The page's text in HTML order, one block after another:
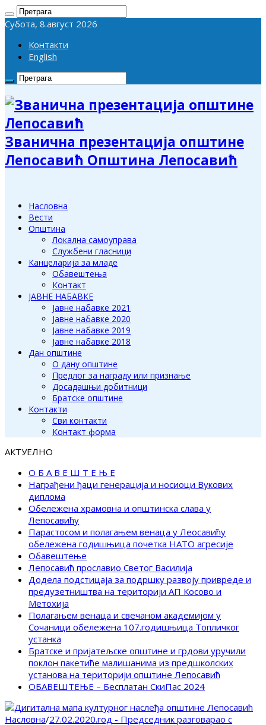
Субота, 8.август 2026
Контакти
English
Званична презентација општине
Лепосавић Општина Лепосавић
Насловна
Вести
Општина
Локална самоуправа
Службени гласници
Канцеларија за младе
Обавештења
Контакт
ЈАВНЕ НАБАВКЕ
Јавне набавке 2021
Јавне набавке 2020
Јавне набавке 2019
Јавне набавке 2018
Дан општине
О дану општине
Предлог за награду или признање
Досадашњи добитници
Братске општине
Контакти
Сви контакти
Контакт форма
АКТУЕЛНО
О Б А В Е Ш Т Е Њ Е
Награђени ђаци генерација и носиоци Вукових
диплома
Обележена храмовна и општинска слава у
Лепосавићу
Парастосом и полагањем венаца у Леосавићу
обележена годишњица почетка НАТО агресије
Обавештење
Лепосавић прославио Светог Василија
Додела подстицаја за подршку развоју привреде и
предузетништва на територији АП Косово и
Метохија
Полагањем венаца и свечаном академијом у
Сочаници обележена 107.годишњица Топличког
устанка
Братске и пријатељске општине и грдови уручили
поклон пакетиће малишанима из предшколских
установа на територији општине Лепосавић
ОБАВЕШТЕЊЕ – Бесплатан СкиПас 2024
Насловна/27.02.2020.год - Председник разговарао с